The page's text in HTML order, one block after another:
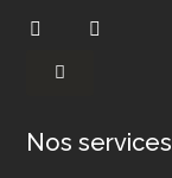
Nos services